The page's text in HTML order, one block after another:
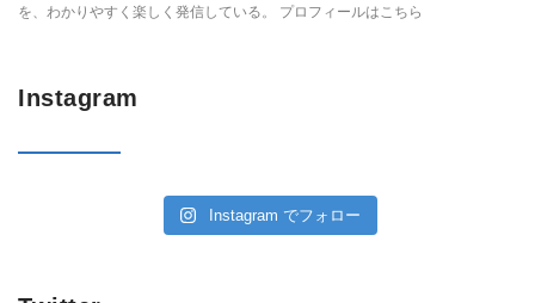
を、わかりやすく楽しく発信している。 プロフィールはこちら
Instagram
Instagram でフォロー